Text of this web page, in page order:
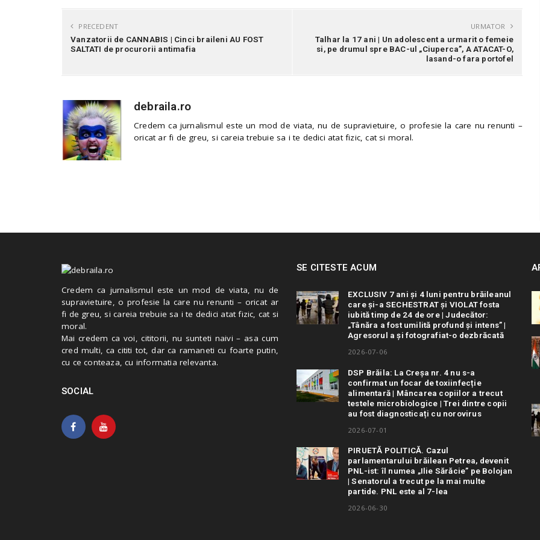
PRECEDENT
Vanzatorii de CANNABIS | Cinci braileni AU FOST
SALTATI de procurorii antimafia
URMATOR
Talhar la 17 ani | Un adolescent a urmarit o femeie
si, pe drumul spre BAC-ul „Ciuperca”, A ATACAT-O,
lasand-o fara portofel
debraila.ro
Credem ca jurnalismul este un mod de viata, nu de supravietuire, o profesie la care nu renunti –
oricat ar fi de greu, si careia trebuie sa i te dedici atat fizic, cat si moral.
Credem ca jurnalismul este un mod de viata, nu de
supravietuire, o profesie la care nu renunti – oricat ar
fi de greu, si careia trebuie sa i te dedici atat fizic, cat si
moral.
Mai credem ca voi, cititorii, nu sunteti naivi – asa cum
cred multi, ca cititi tot, dar ca ramaneti cu foarte putin,
cu ce conteaza, cu informatia relevanta.
SOCIAL
SE CITESTE ACUM
EXCLUSIV 7 ani și 4 luni pentru brăileanul
care și-a SECHESTRAT și VIOLAT fosta
iubită timp de 24 de ore | Judecător:
„Tânăra a fost umilită profund și intens” |
Agresorul a și fotografiat-o dezbrăcată
2026-07-06
DSP Brăila: La Creșa nr. 4 nu s-a
confirmat un focar de toxiinfecție
alimentară | Mâncarea copiilor a trecut
testele microbiologice | Trei dintre copii
au fost diagnosticați cu norovirus
2026-07-01
PIRUETĂ POLITICĂ. Cazul
parlamentarului brăilean Petrea, devenit
PNL-ist: îl numea „Ilie Sărăcie” pe Bolojan
| Senatorul a trecut pe la mai multe
partide. PNL este al 7-lea
2026-06-30